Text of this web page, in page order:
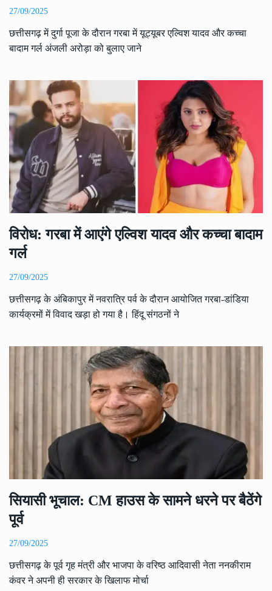
27/09/2025
छत्तीसगढ़ में दुर्गा पूजा के दौरान गरबा में यूट्यूबर एल्विश यादव और कच्चा
बादाम गर्ल अंजली अरोड़ा को बुलाए जाने
विरोध: गरबा में आएंगे एल्विश यादव और कच्चा बादाम
गर्ल
27/09/2025
छत्तीसगढ़ के अंबिकापुर में नवरात्रि पर्व के दौरान आयोजित गरबा-डांडिया
कार्यक्रमों में विवाद खड़ा हो गया है। हिंदू संगठनों ने
सियासी भूचाल: CM हाउस के सामने धरने पर बैठेंगे
पूर्व
27/09/2025
छत्तीसगढ़ के पूर्व गृह मंत्री और भाजपा के वरिष्ठ आदिवासी नेता ननकीराम
कंवर ने अपनी ही सरकार के खिलाफ मोर्चा